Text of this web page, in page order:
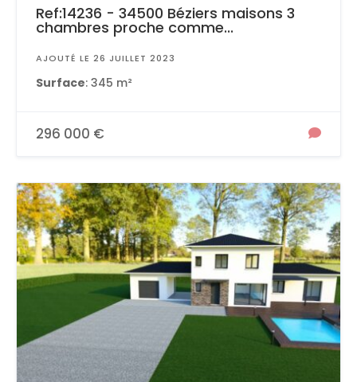
Ref:14236 - 34500 Béziers maisons 3
chambres proche comme...
AJOUTÉ LE 26 JUILLET 2023
Surface: 345 m²
296 000 €